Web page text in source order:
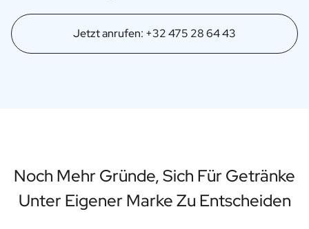
Jetzt anrufen: +32 475 28 64 43
Noch Mehr Gründe, Sich Für Getränke
Unter Eigener Marke Zu Entscheiden